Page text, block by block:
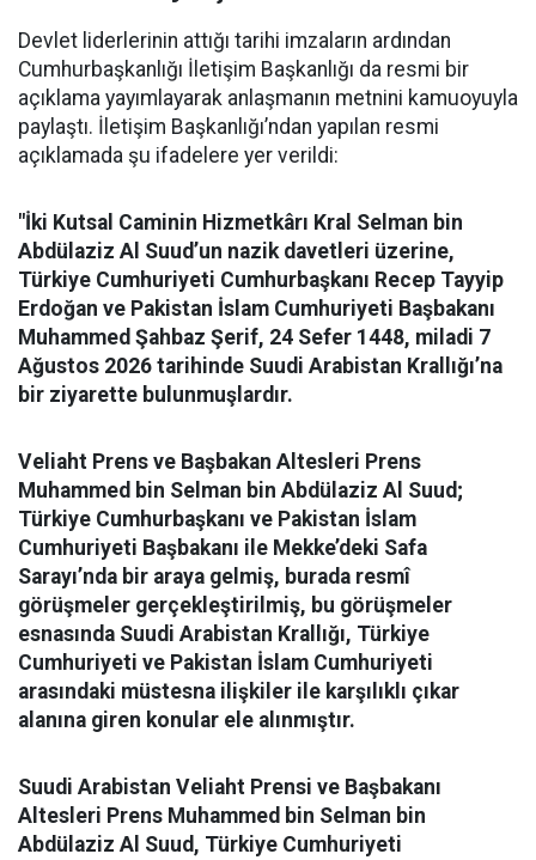
Devlet liderlerinin attığı tarihi imzaların ardından
Cumhurbaşkanlığı İletişim Başkanlığı da resmi bir
açıklama yayımlayarak anlaşmanın metnini kamuoyuyla
paylaştı. İletişim Başkanlığı’ndan yapılan resmi
açıklamada şu ifadelere yer verildi:
"İki Kutsal Caminin Hizmetkârı Kral Selman bin
Abdülaziz Al Suud’un nazik davetleri üzerine,
Türkiye Cumhuriyeti Cumhurbaşkanı Recep Tayyip
Erdoğan ve Pakistan İslam Cumhuriyeti Başbakanı
Muhammed Şahbaz Şerif, 24 Sefer 1448, miladi 7
Ağustos 2026 tarihinde Suudi Arabistan Krallığı’na
bir ziyarette bulunmuşlardır.
Veliaht Prens ve Başbakan Altesleri Prens
Muhammed bin Selman bin Abdülaziz Al Suud;
Türkiye Cumhurbaşkanı ve Pakistan İslam
Cumhuriyeti Başbakanı ile Mekke’deki Safa
Sarayı’nda bir araya gelmiş, burada resmî
görüşmeler gerçekleştirilmiş, bu görüşmeler
esnasında Suudi Arabistan Krallığı, Türkiye
Cumhuriyeti ve Pakistan İslam Cumhuriyeti
arasındaki müstesna ilişkiler ile karşılıklı çıkar
alanına giren konular ele alınmıştır.
Suudi Arabistan Veliaht Prensi ve Başbakanı
Altesleri Prens Muhammed bin Selman bin
Abdülaziz Al Suud, Türkiye Cumhuriyeti